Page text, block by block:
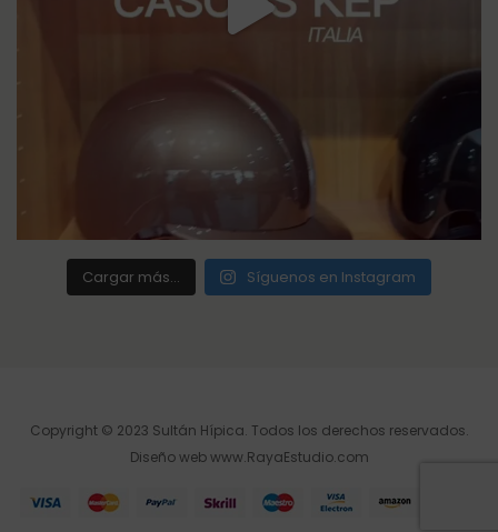
Cargar más... Síguenos en Instagram
Copyright © 2023 Sultán Hípica. Todos los derechos reservados.
Diseño webwww.RayaEstudio.com